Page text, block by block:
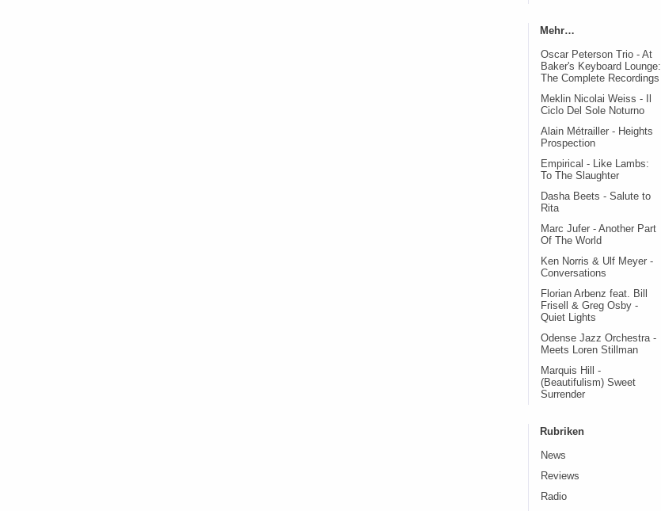
Mehr…
Oscar Peterson Trio - At
Baker's Keyboard Lounge:
The Complete Recordings
Meklin Nicolai Weiss - Il
Ciclo Del Sole Noturno
Alain Métrailler - Heights
Prospection
Empirical - Like Lambs:
To The Slaughter
Dasha Beets - Salute to
Rita
Marc Jufer - Another Part
Of The World
Ken Norris & Ulf Meyer -
Conversations
Florian Arbenz feat. Bill
Frisell & Greg Osby -
Quiet Lights
Odense Jazz Orchestra -
Meets Loren Stillman
Marquis Hill -
(Beautifulism) Sweet
Surrender
Rubriken
News
Reviews
Radio